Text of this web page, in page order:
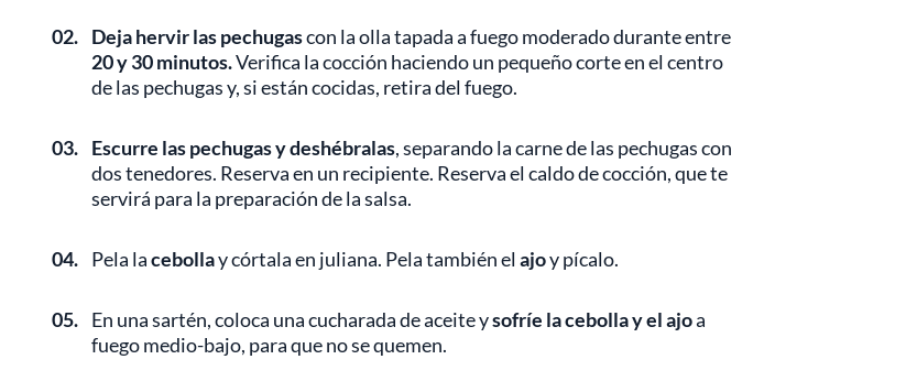
02. Deja hervir las pechugascon la olla tapadaa fuego moderado durante entre
20 y 30 minutos.Verifica la cocción haciendo un pequeño corte en el centro
de las pechugas y, si están cocidas, retira del fuego.
03. Escurre las pechugas y deshébralas, separando la carne de las pechugas con
dos tenedores. Reserva en un recipiente. Reserva el caldo de cocción, que te
servirá para la preparación de la salsa.
04. Pela lacebollay córtala en juliana. Pela también el ajoy pícalo.
05. En una sartén, coloca una cucharada de aceite ysofríe la cebolla y el ajoa
fuego medio-bajo, para que no se quemen.